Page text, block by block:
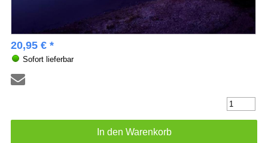
20,95 € *
Sofort lieferbar